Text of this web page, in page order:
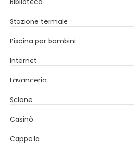
Biblioteca
Stazione termale
Piscina per bambini
Internet
Lavanderia
Salone
Casinò
Cappella